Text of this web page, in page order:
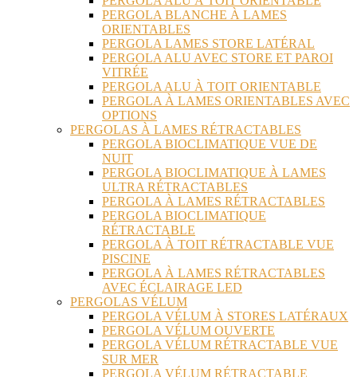
PERGOLA BLANCHE À LAMES
ORIENTABLES
PERGOLA LAMES STORE LATÉRAL
PERGOLA ALU AVEC STORE ET PAROI
VITRÉE
PERGOLA ALU À TOIT ORIENTABLE
PERGOLA À LAMES ORIENTABLES AVEC
OPTIONS
PERGOLAS À LAMES RÉTRACTABLES
PERGOLA BIOCLIMATIQUE VUE DE
NUIT
PERGOLA BIOCLIMATIQUE À LAMES
ULTRA RÉTRACTABLES
PERGOLA À LAMES RÉTRACTABLES
PERGOLA BIOCLIMATIQUE
RÉTRACTABLE
PERGOLA À TOIT RÉTRACTABLE VUE
PISCINE
PERGOLA À LAMES RÉTRACTABLES
AVEC ÉCLAIRAGE LED
PERGOLAS VÉLUM
PERGOLA VÉLUM À STORES LATÉRAUX
PERGOLA VÉLUM OUVERTE
PERGOLA VÉLUM RÉTRACTABLE VUE
SUR MER
PERGOLA VÉLUM RÉTRACTABLE